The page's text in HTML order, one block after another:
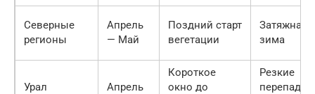
Северные
регионы
Апрель
— Май
Поздний старт
вегетации
Затяжная
зима
Урал Апрель
Короткое
окно до
Резкие
перепады